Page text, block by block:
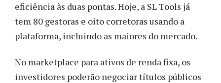
eficiência às duas pontas. Hoje, a SL Tools já
tem 80 gestoras e oito corretoras usando a
plataforma, incluindo as maiores do mercado.
No marketplace para ativos de renda fixa, os
investidores poderão negociar títulos públicos